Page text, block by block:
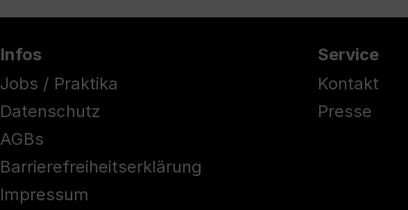
Infos
Jobs / Praktika
Datenschutz
AGBs
Barrierefreiheitserklärung
Impressum
Service
Kontakt
Presse